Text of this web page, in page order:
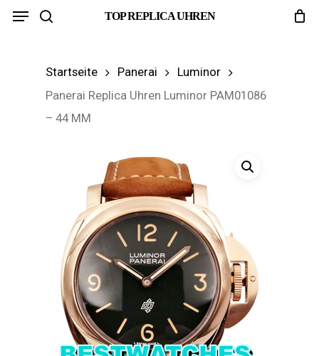
Skip
TOP REPLICA UHREN
Menu
Startseite Panerai
Luminor
Panerai Replica Uhren Luminor PAM01086
– 44 MM